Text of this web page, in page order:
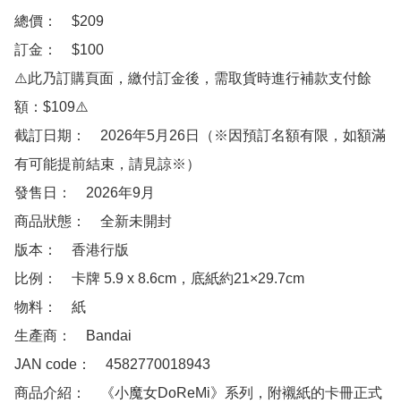
總價：　$209
訂金：　$100
⚠️此乃訂購頁面，繳付訂金後，需取貨時進行補款支付餘
額：$109⚠️
截訂日期：　2026年5月26日（※因預訂名額有限，如額滿
有可能提前結束，請見諒※）
發售日：　2026年9月
商品狀態：　全新未開封
版本：　香港行版
比例：　卡牌 5.9 x 8.6cm，底紙約21×29.7cm
物料：　紙
生產商：　Bandai
JAN code：　4582770018943
商品介紹：　《小魔女DoReMi》系列，附襯紙的卡冊正式